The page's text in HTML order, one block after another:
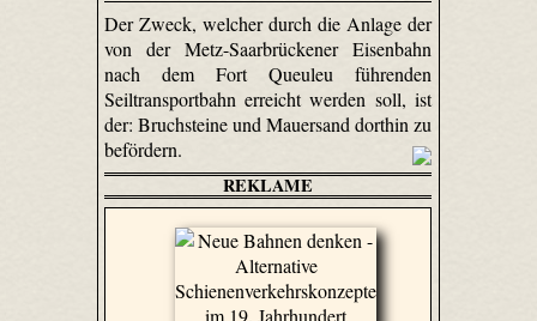
Der Zweck, welcher durch die Anlage der
von der Metz-Saar­brücke­ner Eisenbahn
nach dem Fort Queuleu führenden
Seiltransportbahn erreicht werden soll, ist
der: Bruchsteine und Mauersand dorthin zu
befördern.
REKLAME